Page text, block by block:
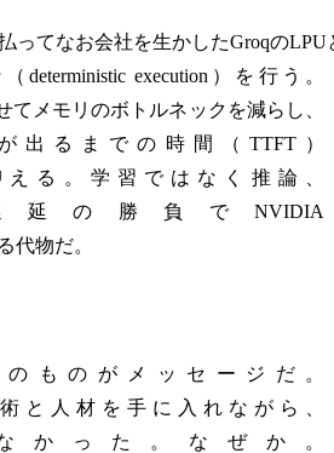
ってなお会社を生かしたGroqのLPU
execution）を行う。
てメモリのボトルネックを減らし、
出るまでの時間（TTFT）
える。学習ではなく推論、
の勝負でNVIDIA
代物だ。
ものがメッセージだ。
と人材を手に入れながら、
かった。なぜか。